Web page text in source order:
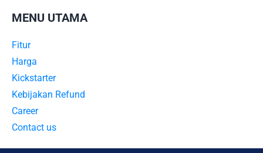
MENU UTAMA
Fitur
Harga
Kickstarter
Kebijakan Refund
Career
Contact us